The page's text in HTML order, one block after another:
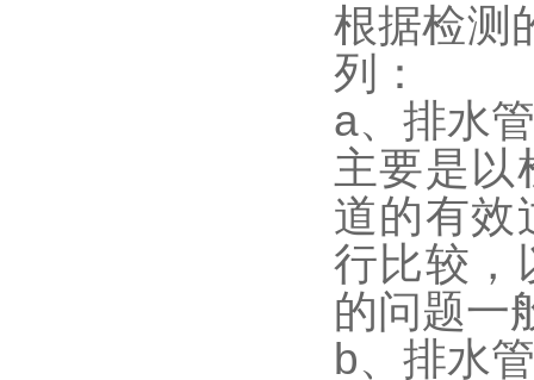
根据检测
列：
a、排水
主要是以
道的有效
行比较，
的问题一
b、排水